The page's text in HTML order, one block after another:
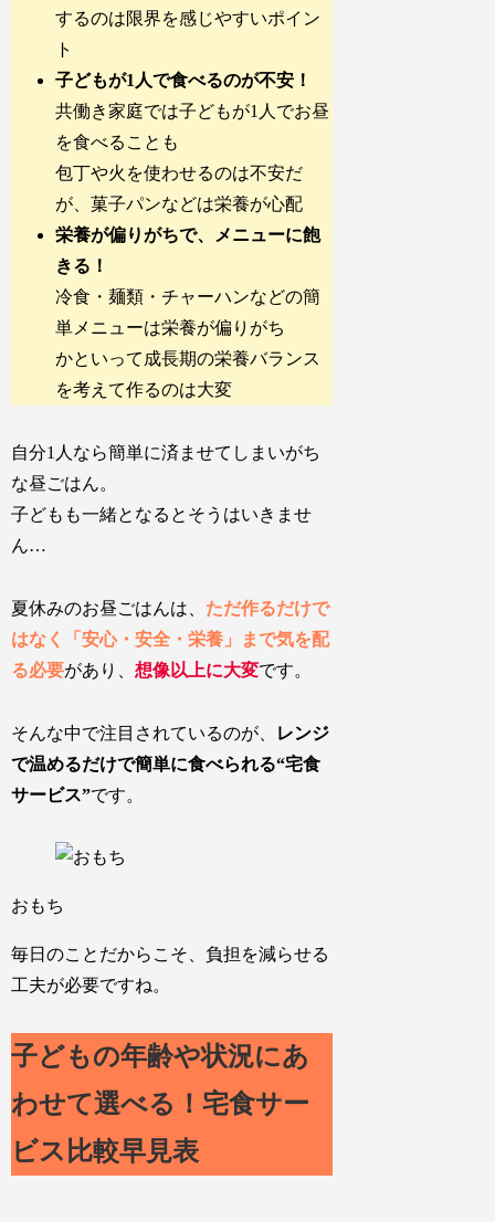
するのは限界を感じやすいポイン
ト
子どもが1人で食べるのが不安！
共働き家庭では子どもが1人でお昼
を食べることも
包丁や火を使わせるのは不安だ
が、菓子パンなどは栄養が心配
栄養が偏りがちで、メニューに飽
きる！
冷食・麺類・チャーハンなどの簡
単メニューは栄養が偏りがち
かといって成長期の栄養バランス
を考えて作るのは大変
自分1人なら簡単に済ませてしまいがち
な昼ごはん。
子どもも一緒となるとそうはいきませ
ん…
夏休みのお昼ごはんは、 ただ作るだけで
はなく「安心・安全・栄養」まで気を配
る必要があり、想像以上に大変です。
そんな中で注目されているのが、
レンジ
で温めるだけで簡単に食べられる“宅食
サービス”です。
おもち
毎日のことだからこそ、負担を減らせる
工夫が必要ですね。
子どもの年齢や状況にあ
わせて選べる！宅食サー
ビス比較早見表